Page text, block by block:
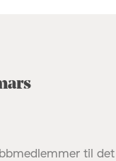
til